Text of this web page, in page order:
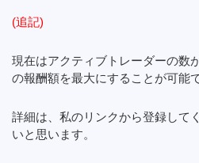
(追記)
現在はアクティブトレーダーの数
の報酬額を最大にすることが可能で
詳細は、私のリンクから登録して
いと思います。